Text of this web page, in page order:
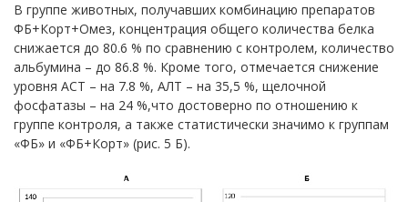
В группе животных, получавших комбинацию препаратов
ФБ+Корт+Омез, концентрация общего количества белка
снижается до 80.6 % по сравнению с контролем, количество
альбумина – до 86.8 %. Кроме того, отмечается снижение
уровня АСТ – на 7.8 %, АЛТ – на 35,5 %, щелочной
фосфатазы – на 24 %,что достоверно по отношению к
группе контроля, а также статистически значимо к группам
«ФБ» и «ФБ+Корт» (рис. 5 Б).